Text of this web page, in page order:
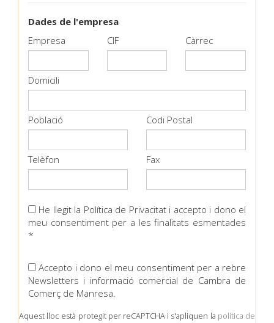
Dades de l'empresa
Empresa
CIF Càrrec
Domicili
Població Codi Postal
Telèfon Fax
He llegit la Política de Privacitat i accepto i dono el
meu consentiment per a les finalitats esmentades
*
Accepto i dono el meu consentiment per a rebre
Newsletters i informació comercial de Cambra de
Comerç de Manresa.
Aquest lloc està protegit per reCAPTCHA i s'apliquen la política de